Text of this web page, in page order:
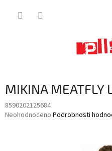
MIKINA MEATFLY
8590202125684
Průměrné
Neohodnoceno Podrobnosti